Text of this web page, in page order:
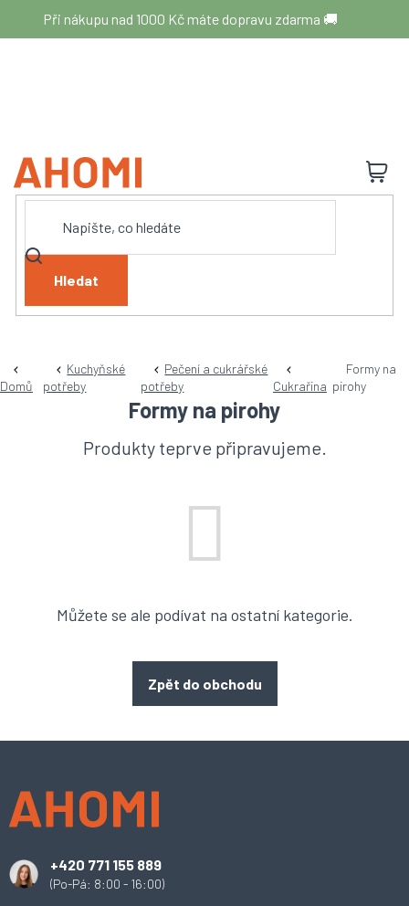
obsah
Při nákupu nad 1000 Kč máte dopravu zdarma 🚚
Hledat
Domů
Kuchyňské
potřeby
Pečení a cukrářské
potřeby
Cukrařina
Formy na
pirohy
Formy na pirohy
Produkty teprve připravujeme.
Můžete se ale podívat na ostatní kategorie.
Zpět do obchodu
+420 771 155 889
(Po-Pá: 8:00 - 16:00)